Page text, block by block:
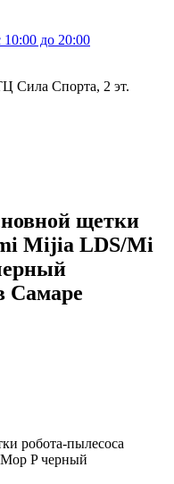
до 20:00
Сила Спорта, 2 эт.
щетки
Mijia LDS/Mi
Самаре
робота-пылесоса
P черный